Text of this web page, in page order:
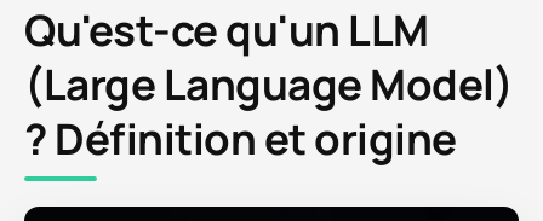
Qu'est-ce qu'un LLM
(Large Language Model)
? Définition et origine